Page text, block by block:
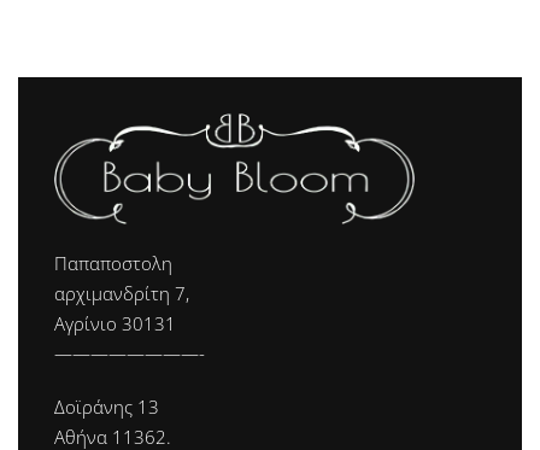
Παπαποστολη
αρχιμανδρίτη 7,
Αγρίνιο 30131
————————-
Δοϊράνης 13
Αθήνα 11362.